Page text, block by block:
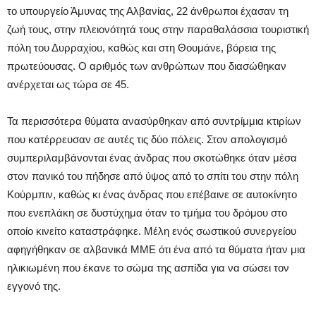
το υπουργείο Άμυνας της Αλβανίας, 22 άνθρωποι έχασαν τη
ζωή τους, στην πλειονότητά τους στην παραθαλάσσια τουριστική
πόλη του Δυρραχίου, καθώς και στη Θουμάνε, βόρεια της
πρωτεύουσας. Ο αριθμός των ανθρώπων που διασώθηκαν
ανέρχεται ως τώρα σε 45.
Τα περισσότερα θύματα ανασύρθηκαν από συντρίμμια κτιρίων
που κατέρρευσαν σε αυτές τις δύο πόλεις. Στον απολογισμό
συμπεριλαμβάνονται ένας άνδρας που σκοτώθηκε όταν μέσα
στον πανικό του πήδησε από ύψος από το σπίτι του στην πόλη
Κούρμπιν, καθώς κι ένας άνδρας που επέβαινε σε αυτοκίνητο
που ενεπλάκη σε δυστύχημα όταν το τμήμα του δρόμου στο
οποίο κινείτο καταστράφηκε. Μέλη ενός σωστικού συνεργείου
αφηγήθηκαν σε αλβανικά ΜΜΕ ότι ένα από τα θύματα ήταν μια
ηλικιωμένη που έκανε το σώμα της ασπίδα για να σώσει τον
εγγονό της.